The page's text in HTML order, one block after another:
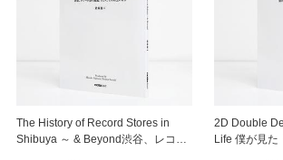
The History of Record Stores in
Shibuya ～ & Beyond渋谷、レコー
2D Double
Life 僕が見た